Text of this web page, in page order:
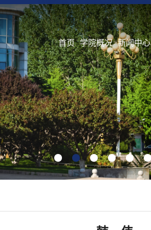
首页 学院概况 新闻中心
1 2 3 4 5 6